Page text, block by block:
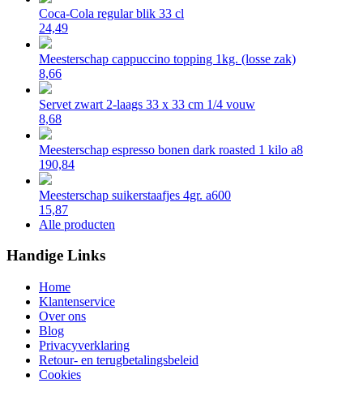
Coca-Cola regular blik 33 cl
24,49
Meesterschap cappuccino topping 1kg. (losse zak)
8,66
Servet zwart 2-laags 33 x 33 cm 1/4 vouw
8,68
Meesterschap espresso bonen dark roasted 1 kilo a8
190,84
Meesterschap suikerstaafjes 4gr. a600
15,87
Alle producten
Handige Links
Home
Klantenservice
Over ons
Blog
Privacyverklaring
Retour- en terugbetalingsbeleid
Cookies